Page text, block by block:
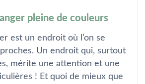
pleine de couleurs
est un endroit où l’on se
Un endroit qui, surtout
mérite une attention et une
! Et quoi de mieux que